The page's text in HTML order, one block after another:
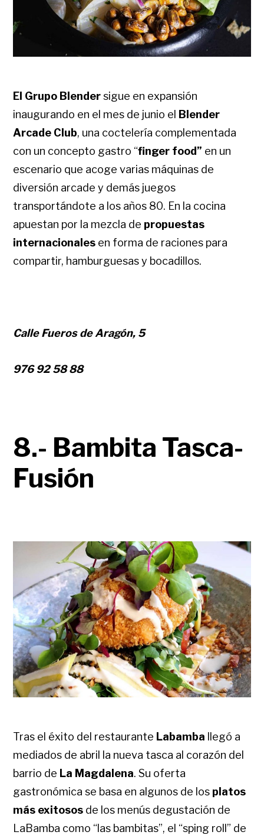
El Grupo Blendersigue en expansión
inaugurando en el mes de junio el Blender
Arcade Club, una coctelería complementada
con un concepto gastro “finger food” en un
escenario que acoge varias máquinas de
diversión arcade y demás juegos
transportándote a los años 80. En la cocina
apuestan por la mezcla de propuestas
internacionales en forma de raciones para
compartir, hamburguesas y bocadillos.
Calle Fueros de Aragón, 5
976 92 58 88
8.- Bambita Tasca-
Fusión
Tras el éxito del restaurante Labamba llegó a
mediados de abril la nueva tasca al corazón del
barrio de La Magdalena.Su oferta
gastronómica se basa en algunos de los platos
más exitosos de los menús degustación de
LaBamba como “las bambitas”, el “sping roll” de